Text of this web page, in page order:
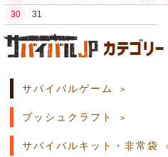
30
31
土日祝日の商品発送はございません。
サバイバルゲーム
ブッシュクラフト
サバイバルキット・非常袋